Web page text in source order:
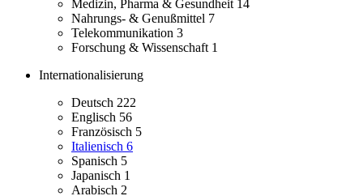
Medizin, Pharma & Gesundheit 14
Nahrungs- & Genußmittel 7
Telekommunikation 3
Forschung & Wissenschaft 1
Internationalisierung
Deutsch 222
Englisch 56
Französisch 5
Italienisch 6
Spanisch 5
Japanisch 1
Arabisch 2